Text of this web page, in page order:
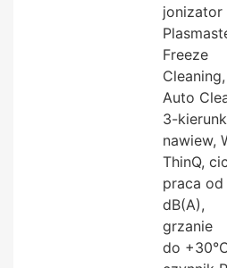
jonizator
Freeze
Cleaning,
Auto
3-
nawiew,
ThinQ,
praca od
dB(A),
grzanie
do